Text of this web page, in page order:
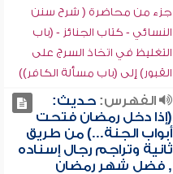
جزء من محاضرة ( شرح سنن
النسائي - كتاب الجنائز - (باب
التغليظ في اتخاذ السرج على
القبور) إلى (باب مسألة الكافر))
الفهرس:حديث:
(إذا دخل رمضان فتحت
أبواب الجنة...) من طريق
ثانية وتراجم رجال إسناده
, فضل شهر رمضان